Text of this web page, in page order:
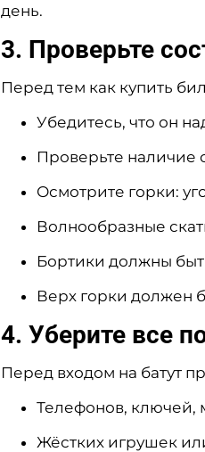
день.
3. Проверьте
Перед тем как купить
Убедитесь, что он
Проверьте наличие
Осмотрите горки:
Волнообразные
Бортики должны
Верх горки должен
4. Уберите все
Перед входом на батут
Телефонов, ключей,
Жёстких игрушек